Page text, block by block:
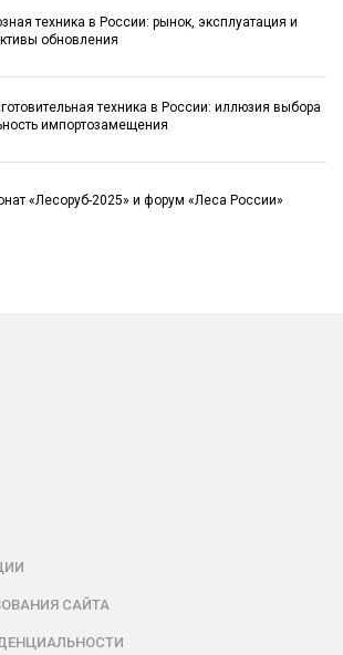
техника в России: рынок, эксплуатация и
обновления
техника в России: иллюзия выбора
импортозамещения
«Лесоруб-2025» и форум «Леса России»
САЙТА